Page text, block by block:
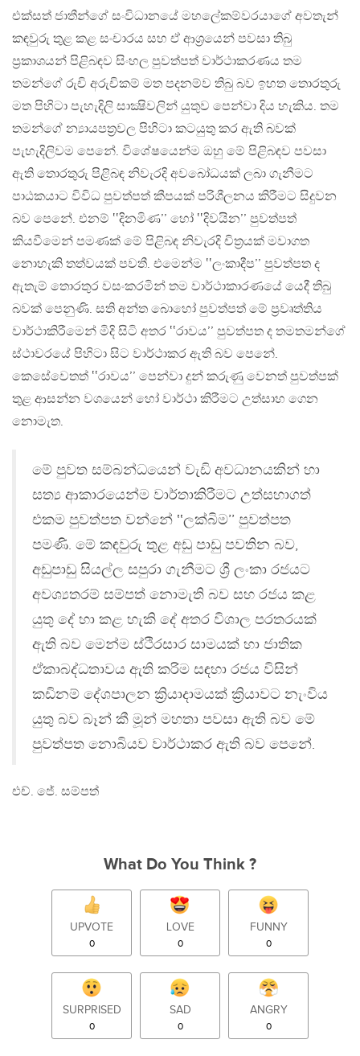
එක්සත් ජාතීන්ගේ සංවිධානයේ මහලේකම්වරයාගේ අවතැන්
කඳවුරු තුළ කළ සංචාරය සහ ඒ ආශ්‍රයෙන් පවසා තිබු
ප්‍රකාශයන් පිළිබඳව සිංහල පුවත්පත් වාර්ථාකරණය තම
තමන්ගේ රුචි අරුචිකම් මත පදනම්ව තිබු බව ඉහත තොරතුරු
මත පිහිටා පැහැදිලි සාක්‍ෂිවලින් යුතුව පෙන්වා දිය හැකිය. තම
තමන්ගේ න්‍යායපත්‍රවල පිහිටා කටයුතු කර ඇති බවක්
පැහැදිලිවම පෙනේ. විශේෂයෙන්ම ඔහු මේ පිළිබඳව පවසා
ඇති තොරතුරු පිළිබඳ නිවැරදි අවබෝධයක් ලබා ගැනීමට
පාඨකයාට විවිධ පුවත්පත් කීපයක් පරිශීලනය කිරීමට සිදුවන
බව පෙනේ. එනම් ‛‛දිනමිණ’’ හෝ ‛‛දිවයින’’ පුවත්පත්
කියවීමෙන් පමණක් මේ පිළිබඳ නිවැරදි චිත්‍රයක් මවාගත
නොහැකි තත්වයක් පවතී. එමෙන්ම ‛‛ලංකාදීප’’ පුවත්පත ද
ඇතැම් තොරතුර වසංකරමින් තම වාර්ථාකාරණයේ යෙදී තිබු
බවක් පෙනුණි. සති අන්ත බොහෝ පුවත්පත් මේ ප්‍රවෘත්තිය
වාර්ථාකිරීමෙන් මිදි සිටි අතර ‛‛රාවය’’ පුවත්පත ද තමතමන්ගේ
ස්ථාවරයේ පිහිටා සිට වාර්ථාකර ඇති බව පෙනේ.
කෙසේවෙතත් ‛‛රාවය’’ පෙන්වා දුන් කරුණු වෙනත් පුවත්පක්
තුළ ආසන්න වශයෙන් හෝ වාර්ථා කිරීමට උත්සාහ ගෙන
නොමැත.
මේ පුවත සම්බන්ධයෙන් වැඩි අවධානයකින් හා
සත්‍ය ආකාරයෙන්ම වාර්තාකිරීමට උත්සහාගත්
එකම පුවත්පත වන්නේ ‛‛ලක්බිම’’ පුවත්පත
පමණි. මේ කඳවුරු තුළ අඩු පාඩු පවතින බව,
අඩුපාඩු සියල්ල සපුරා ගැනීමට ශ්‍රී ලංකා රජයට
අවශ්‍යතරම් සම්පත් නොමැති බව සහ රජය කළ
යුතු දේ හා කළ හැකි දේ අතර විශාල පරතරයක්
ඇති බව මෙන්ම ස්ථිරසාර සාමයක් හා ජාතික
ඒකාබද්ධතාවය ඇති කරිම සඳහා රජය විසින්
කඩිනම් දේශපාලන ක්‍රියාදාමයක් ක්‍රියාවට නැංවිය
යුතු බව බෑන් කී මූන් මහතා පවසා ඇති බව මේ
පුවත්පත නොබියව වාර්ථාකර ඇති බව පෙනේ.
එච්. ජේ. සම්පත්
What Do You Think ?
UPVOTE
0
LOVE
0
FUNNY
0
SURPRISED
0
SAD
0
ANGRY
0